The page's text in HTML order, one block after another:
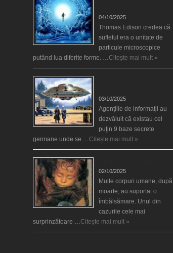
04/10/2025
Thomas Edison credea că
sufletul era o unitate de
particule microscopice
putând lua diferite forme. …Citește mai mult »
03/10/2025
Agenţiile de informaţii au
dezvăluit că existau cel
puţin 9 baze secrete
germane unde se …Citește mai mult »
02/10/2025
Multe corpuri umane, după
moarte, au suportat o
îmbălsămare. Unul din
cazurile cele mai
surprinzătoare …Citește mai mult »